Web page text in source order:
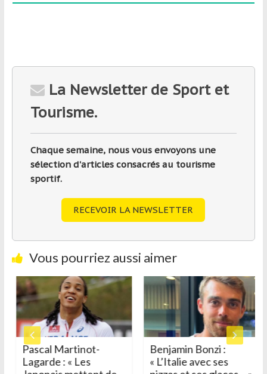
La Newsletter de Sport et
Tourisme.
Chaque semaine, nous vous envoyons une
sélection d'articles consacrés au tourisme
sportif.
RECEVOIR LA NEWSLETTER
Vous pourriez aussi aimer
Pascal Martinot-
Lagarde : « Les
Benjamin Bonzi :
« L’Italie avec ses